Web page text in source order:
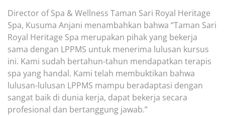
Director of Spa & Wellness Taman Sari Royal Heritage
Spa, Kusuma Anjani menambahkan bahwa “Taman Sari
Royal Heritage Spa merupakan pihak yang bekerja
sama dengan LPPMS untuk menerima lulusan kursus
ini. Kami sudah bertahun-tahun mendapatkan terapis
spa yang handal. Kami telah membuktikan bahwa
lulusan-lulusan LPPMS mampu beradaptasi dengan
sangat baik di dunia kerja, dapat bekerja secara
profesional dan bertanggung jawab.”